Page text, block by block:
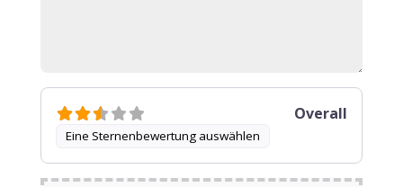
Eine Sternenbewertung auswählen
Overall